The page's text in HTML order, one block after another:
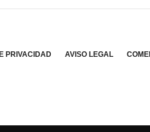
PRIVACIDAD AVISO LEGAL